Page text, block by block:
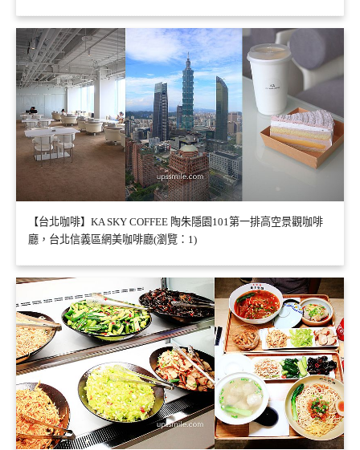
【台北咖啡】KA SKY COFFEE 陶朱隱園101第一排高空景觀咖啡
廳，台北信義區網美咖啡廳(瀏覽：1)